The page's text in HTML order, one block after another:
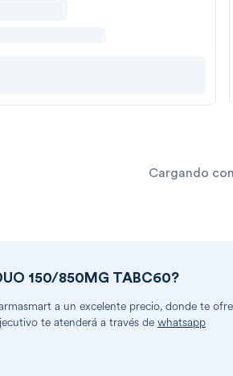
Cargando
150/850MG TABC60?
a un excelente precio, donde te
te atenderá a través de whatsapp